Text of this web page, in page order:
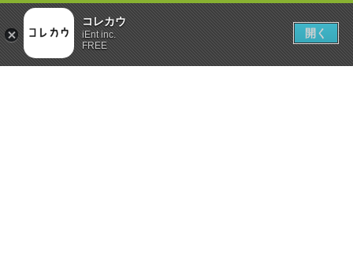
コレカウ
iEnt inc.
FREE
開く